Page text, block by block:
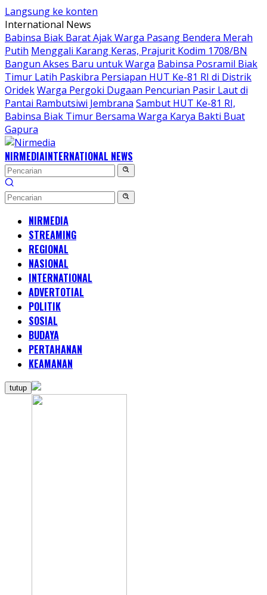
Langsung ke konten
International News
Babinsa Biak Barat Ajak Warga Pasang Bendera Merah
Putih Menggali Karang Keras, Prajurit Kodim 1708/BN
Bangun Akses Baru untuk Warga Babinsa Posramil Biak
Timur Latih Paskibra Persiapan HUT Ke-81 RI di Distrik
OridekWarga Pergoki Dugaan Pencurian Pasir Laut di
Pantai Rambutsiwi Jembrana Sambut HUT Ke-81 RI,
Babinsa Biak Timur Bersama Warga Karya Bakti Buat
Gapura
NIRMEDIAINTERNATIONAL NEWS
NIRMEDIA
STREAMING
REGIONAL
NASIONAL
INTERNATIONAL
ADVERTOTIAL
POLITIK
SOSIAL
BUDAYA
PERTAHANAN
KEAMANAN
tutup